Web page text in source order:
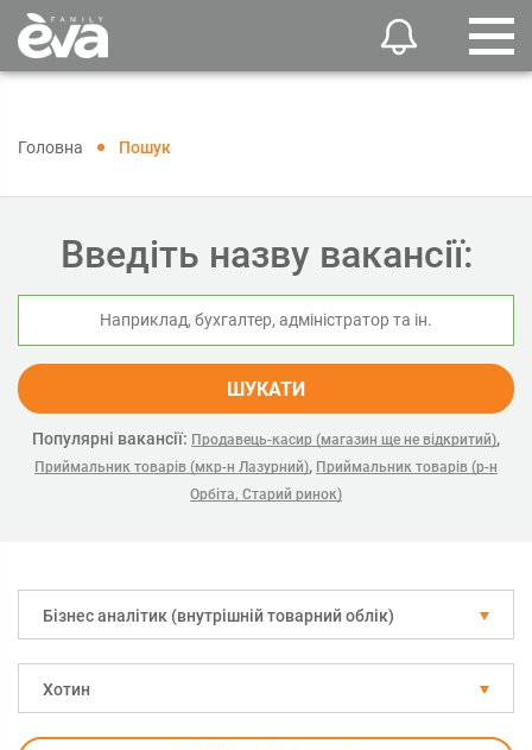
Головна Пошук
Введіть назву вакансії:
ШУКАТИ
Популярні вакансії: Продавець-касир (магазин ще не відкритий),
Приймальник товарів (мкр-н Лазурний), Приймальник товарів (р-н
Орбіта, Старий ринок)
Бізнес аналітик (внутрішній товарний облік)
Хотин